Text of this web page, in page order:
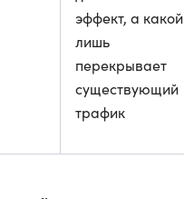
эффект, а какой
лишь
перекрывает
существующий
трафик